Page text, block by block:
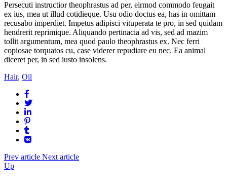
Persecuti instructior theophrastus ad per, eirmod commodo feugait
ex ius, mea ut illud cotidieque. Usu odio doctus ea, has in omittam
recusabo imperdiet. Impetus adipisci vituperata te pro, in sed quidam
hendrerit reprimique. Aliquando pertinacia ad vis, sed ad mazim
tollit argumentum, mea quod paulo theophrastus ex. Nec ferri
copiosae torquatos cu, case viderer repudiare eu nec. Ea animal
diceret per, in sed iusto insolens.
Hair, Oil
Prev article Next article
Up